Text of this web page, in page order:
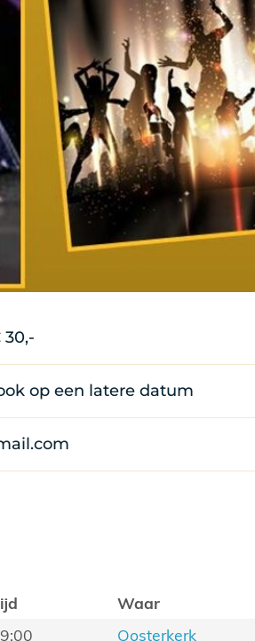
30,-
op een latere datum
Waar
Oosterkerk